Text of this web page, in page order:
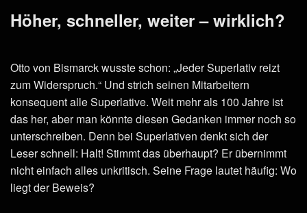
Höher, schneller, weiter – wirklich?
Otto von Bismarck wusste schon: „Jeder Superlativ reizt
zum Widerspruch.“ Und strich seinen Mitarbeitern
konsequent alle Superlative. Weit mehr als 100 Jahre ist
das her, aber man könnte diesen Gedanken immer noch so
unterschreiben. Denn bei Superlativen denkt sich der
Leser schnell: Halt! Stimmt das überhaupt? Er übernimmt
nicht einfach alles unkritisch. Seine Frage lautet häufig: Wo
liegt der Beweis?